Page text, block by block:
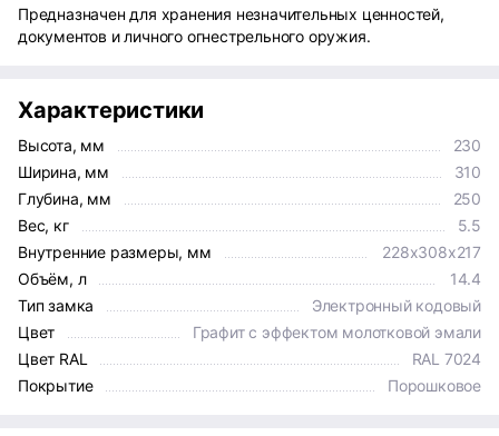
Предназначен для хранения незначительных ценностей,
документов и личного огнестрельного оружия.
Характеристики
Высота, мм
230
Ширина, мм
310
Глубина, мм
250
Вес, кг
5.5
Внутренние размеры, мм
228x308x217
Объём, л
14.4
Тип замка
Электронный кодовый
Цвет
Графит с эффектом молотковой эмали
Цвет RAL
RAL 7024
Покрытие
Порошковое